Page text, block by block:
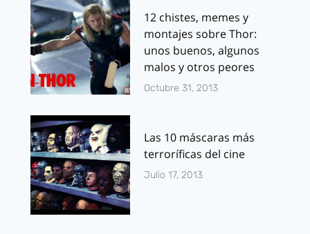
12 chistes, memes y
montajes sobre Thor:
unos buenos, algunos
malos y otros peores
Octubre 31, 2013
Las 10 máscaras más
terroríficas del cine
Julio 17, 2013